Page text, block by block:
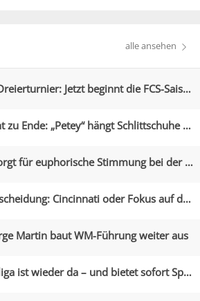
alle ansehen
Platz zwei im Dreierturnier: Jetzt beginnt die FCS-Saison
Ein Kapitel geht zu Ende: „Petey“ hängt Schlittschuhe an den Nagel
Pfattner-Tor sorgt für euphorische Stimmung bei der Austria
Sinner vor Entscheidung: Cincinnati oder Fokus auf die US Open?
Martin baut WM-Führung weiter aus
Die 2. Bundesliga ist wieder da – und bietet sofort Spektakel